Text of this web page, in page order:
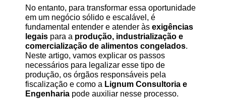
No entanto, para transformar essa oportunidade
em um negócio sólido e escalável, é
fundamental entender e atender às exigências
legais para a produção, industrialização e
comercialização de alimentos congelados.
Neste artigo, vamos explicar os passos
necessários para legalizar esse tipo de
produção, os órgãos responsáveis pela
fiscalização e como a Lignum Consultoria e
Engenharia pode auxiliar nesse processo.